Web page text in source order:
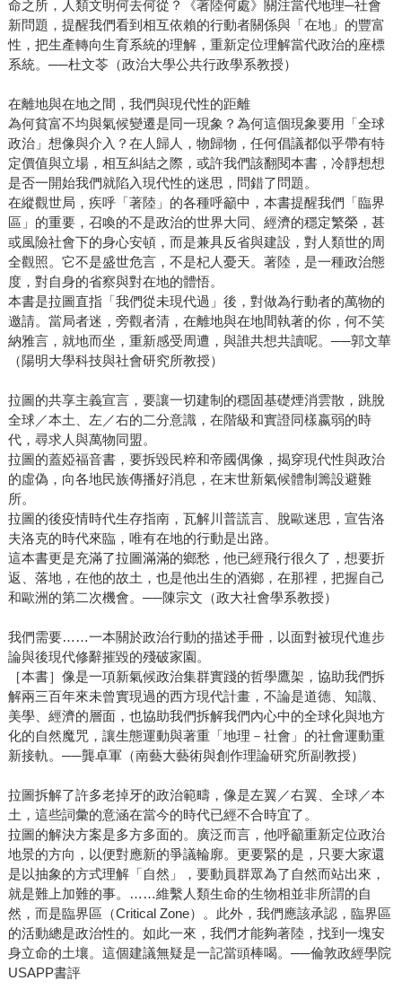
命之所，人類文明何去何從？《著陸何處》關注當代地理─社會
新問題，提醒我們看到相互依賴的行動者關係與「在地」的豐富
性，把生產轉向生育系統的理解，重新定位理解當代政治的座標
系統。──杜文苓（政治大學公共行政學系教授）
在離地與在地之間，我們與現代性的距離
為何貧富不均與氣候變遷是同一現象？為何這個現象要用「全球
政治」想像與介入？在人歸人，物歸物，任何倡議都似乎帶有特
定價值與立場，相互糾結之際，或許我們該翻閱本書，冷靜想想
是否一開始我們就陷入現代性的迷思，問錯了問題。
在縱觀世局，疾呼「著陸」的各種呼籲中，本書提醒我們「臨界
區」的重要，召喚的不是政治的世界大同、經濟的穩定繁榮，甚
或風險社會下的身心安頓，而是兼具反省與建設，對人類世的周
全觀照。它不是盛世危言，不是杞人憂天。著陸，是一種政治態
度，對自身的省察與對在地的體悟。
本書是拉圖直指「我們從未現代過」後，對做為行動者的萬物的
邀請。當局者迷，旁觀者清，在離地與在地間執著的你，何不笑
納雅言，就地而坐，重新感受周遭，與誰共想共讀呢。──郭文華
（陽明大學科技與社會研究所教授）
拉圖的共享主義宣言，要讓一切建制的穩固基礎煙消雲散，跳脫
全球／本土、左／右的二分意識，在階級和實證同樣嬴弱的時
代，尋求人與萬物同盟。
拉圖的蓋婭福音書，要拆毀民粹和帝國偶像，揭穿現代性與政治
的虛偽，向各地民族傳播好消息，在末世新氣候體制籌設避難
所。
拉圖的後疫情時代生存指南，瓦解川普謊言、脫歐迷思，宣告洛
夫洛克的時代來臨，唯有在地的行動是出路。
這本書更是充滿了拉圖滿滿的鄉愁，他已經飛行很久了，想要折
返、落地，在他的故土，也是他出生的酒鄉，在那裡，把握自己
和歐洲的第二次機會。──陳宗文（政大社會學系教授）
我們需要……一本關於政治行動的描述手冊，以面對被現代進步
論與後現代修辭摧毀的殘破家園。
［本書］像是一項新氣候政治集群實踐的哲學鷹架，協助我們拆
解兩三百年來未曾實現過的西方現代計畫，不論是道德、知識、
美學、經濟的層面，也協助我們拆解我們內心中的全球化與地方
化的自然魔咒，讓生態運動與著重「地理－社會」的社會運動重
新接軌。──龔卓軍（南藝大藝術與創作理論研究所副教授）
拉圖拆解了許多老掉牙的政治範疇，像是左翼／右翼、全球／本
土，這些詞彙的意涵在當今的時代已經不合時宜了。
拉圖的解決方案是多方多面的。廣泛而言，他呼籲重新定位政治
地景的方向，以便對應新的爭議輪廓。更要緊的是，只要大家還
是以抽象的方式理解「自然」，要動員群眾為了自然而站出來，
就是難上加難的事。……維繫人類生命的生物相並非所謂的自
然，而是臨界區（Critical Zone）。此外，我們應該承認，臨界區
的活動總是政治性的。如此一來，我們才能夠著陸，找到一塊安
身立命的土壤。這個建議無疑是一記當頭棒喝。──倫敦政經學院
USAPP書評